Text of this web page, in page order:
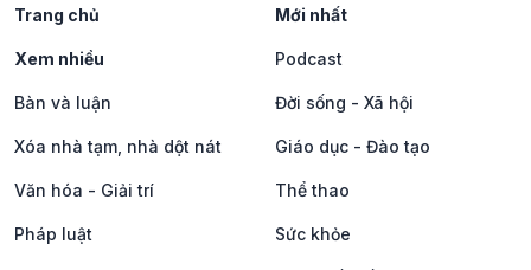
Trang chủ Mới nhất
Xem nhiều Podcast
Bàn và luận Đời sống - Xã hội
Xóa nhà tạm, nhà dột nát Giáo dục - Đào tạo
Văn hóa - Giải trí Thể thao
Pháp luật Sức khỏe